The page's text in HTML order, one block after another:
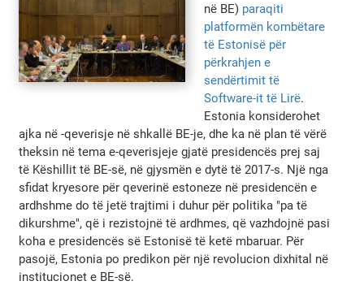
në BE) paraqiti
platformën kombëtare
të Estonisë për
përkrahjen e
sendërtimit të
Software-it të Lirë.
Estonia konsiderohet
ajka në -qeverisje në shkallë BE-je, dhe ka në plan të vërë
theksin në tema e-qeverisjeje gjatë presidencës prej saj
të Këshillit të BE-së, në gjysmën e dytë të 2017-s. Një nga
sfidat kryesore për qeverinë estoneze në presidencën e
ardhshme do të jetë trajtimi i duhur për politika "pa të
dikurshme", që i rezistojnë të ardhmes, që vazhdojnë pasi
koha e presidencës së Estonisë të ketë mbaruar. Për
pasojë, Estonia po predikon për një revolucion dixhital në
institucionet e BE-së.